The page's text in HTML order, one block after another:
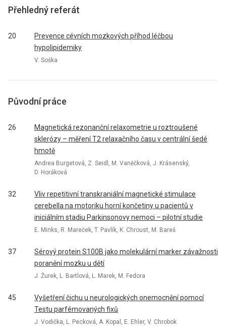
Přehledný referát
20
Prevence cévních mozkových příhod léčbou
hypolipidemiky
V. Soška
Původní práce
26
Magnetická rezonanční relaxometrie u roztroušené
sklerózy – měření T2 relaxačního času v centrální šedé
hmotě
Andrea Burgetová, Z. Seidl, M. Vaněčková, J. Krásenský,
D. Horáková
32
Vliv repetitivní transkraniální magnetické stimulace
cerebella na motoriku horní končetiny u pacientů v
iniciálním stadiu Parkinsonovy nemoci – pilotní studie
E. Minks, R. Mareček, T. Pavlík, K. Chroust, M. Bareš
37
Sérový protein S100B jako molekulární marker závažnosti
poranění mozku u dětí
J. Žurek, L. Bartlová, L. Marek, M. Fedora
45
Vyšetření čichu u neurologických onemocnění pomocí
Testu parfémovaných fixů
J. Vodička, L. Pecková, A. Kopal, E. Ehler, V. Chrobok